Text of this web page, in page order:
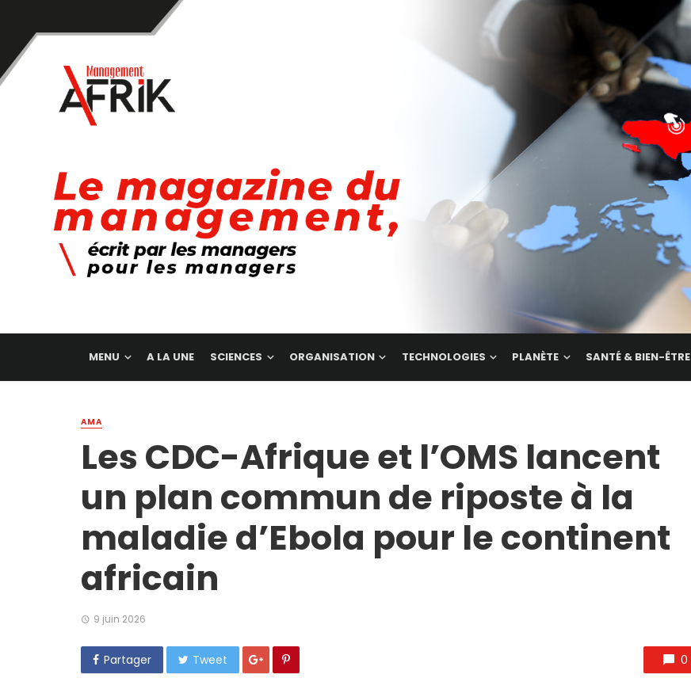
MENU A LA UNE SCIENCES ORGANISATION TECHNOLOGIES PLANÈTE SANTÉ & BIEN-ÊTRE
AMA
Les CDC-Afrique et l’OMS lancent
un plan commun de riposte à la
maladie d’Ebola pour le continent
africain
9 juin 2026
Partager Tweet 0